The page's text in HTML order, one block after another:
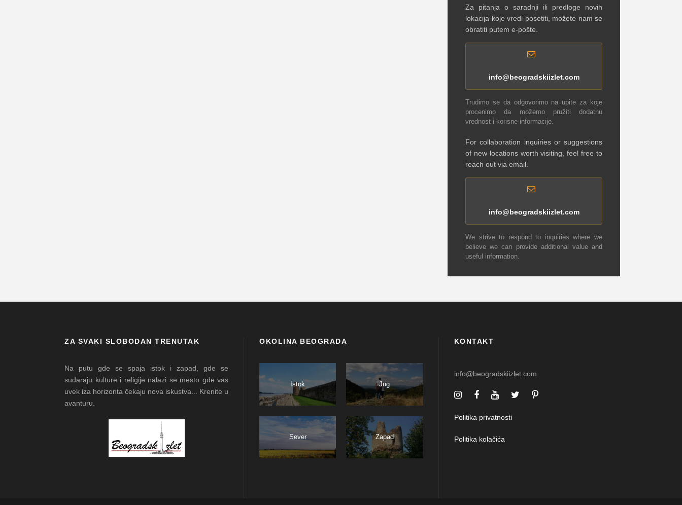
Za pitanja o saradnji ili predloge novih
lokacija koje vredi posetiti, možete nam se
obratiti putem e-pošte.
info@beogradskiizlet.com
Trudimo se da odgovorimo na upite za koje
procenimo da možemo pružiti dodatnu
vrednost i korisne informacije.
For collaboration inquiries or suggestions
of new locations worth visiting, feel free to
reach out via email.
info@beogradskiizlet.com
We strive to respond to inquiries where we
believe we can provide additional value and
useful information.
ZA SVAKI SLOBODAN TRENUTAK
Na putu gde se spaja istok i zapad, gde se
sudaraju kulture i religije nalazi se mesto gde vas
uvek iza horizonta čekaju nova iskustva... Krenite u
avanturu.
OKOLINA BEOGRADA
Istok Jug
Sever Zapad
KONTAKT
info@beogradskiizlet.com
Politika privatnosti
Politika kolačića